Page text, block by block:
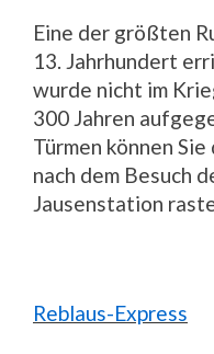
Eine der größten
13. Jahrhundert
wurde nicht im
300 Jahren
Türmen können
nach dem Besuch
Jausenstation
Reblaus-Express